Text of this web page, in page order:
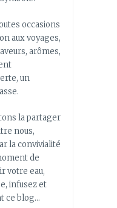
occasions
aux voyages,
arômes,
un
la partager
nous,
la convivialité
de
votre eau,
infusez et
ce blog…